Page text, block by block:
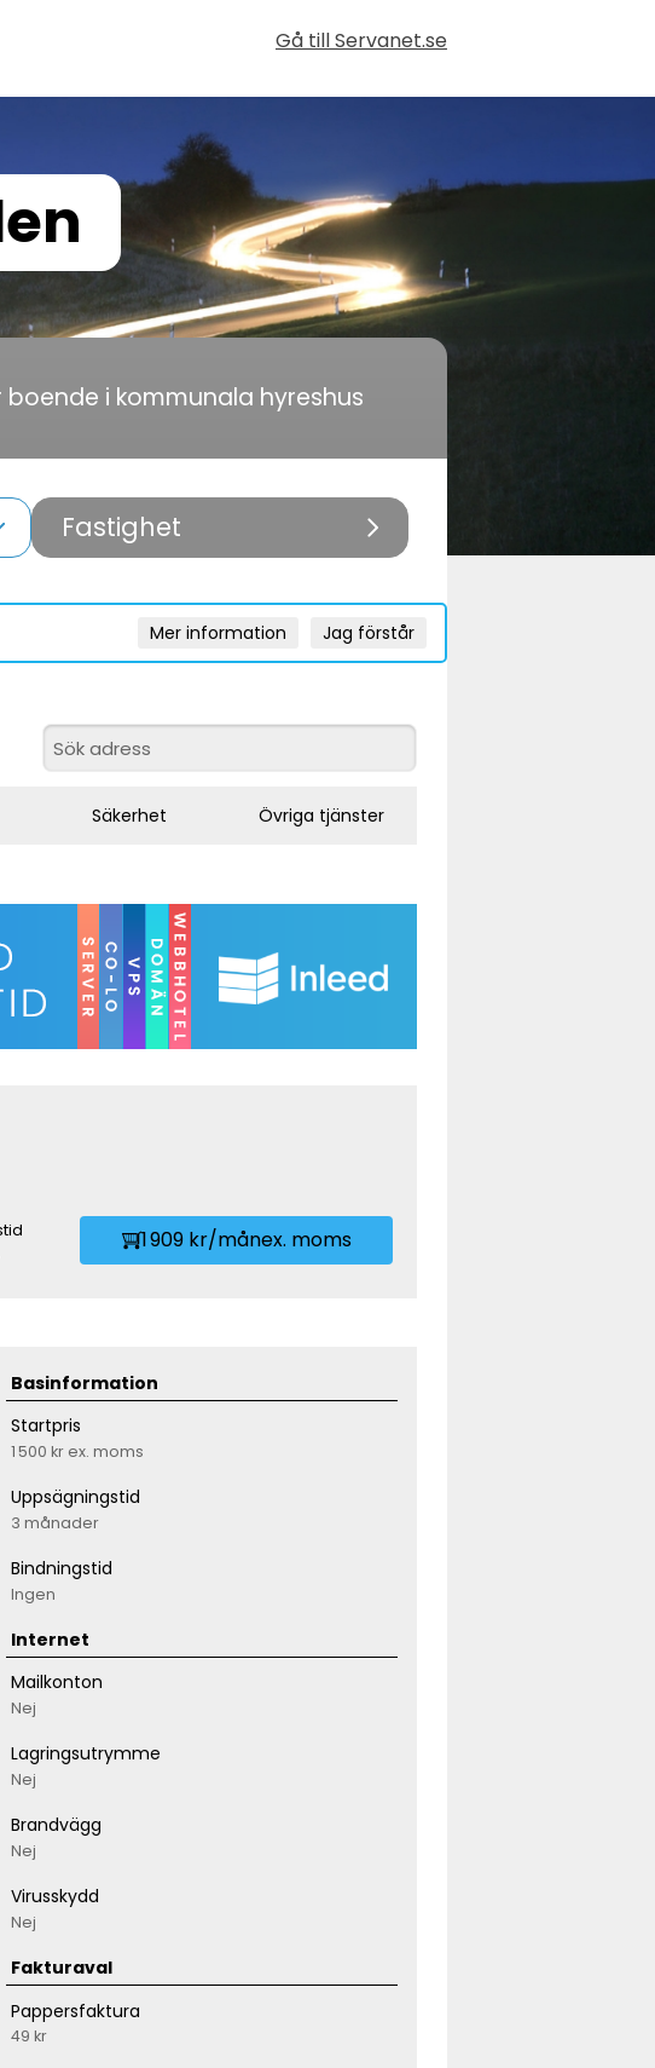
Gå till Servanet.se
boende i kommunala hyreshus
Fastighet
Jag förstår
Mer information
Säkerhet Övriga tjänster
1 909 kr/månex. moms
Basinformation
Startpris
1 500 kr ex. moms
Uppsägningstid
3 månader
Bindningstid
Ingen
Internet
Mailkonton
Nej
Lagringsutrymme
Nej
Brandvägg
Nej
Virusskydd
Nej
Fakturaval
Pappersfaktura
49 kr